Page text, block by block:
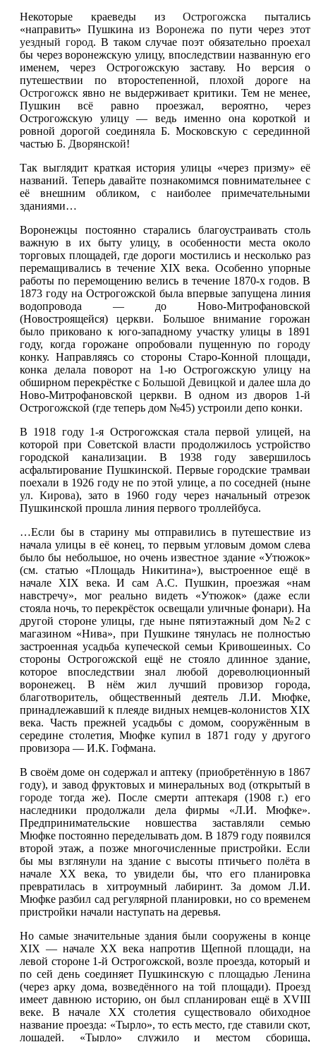
Некоторые краеведы изОстрогожска пытались
«направить» Пушкина изВоронежа по пути через этот
уездный город. В таком случае поэт обязательно проехал
бы через воронежскую улицу, впоследствии названную его
именем, через Острогожскую заставу. Но версия о
путешествии по второстепенной, плохой дороге на
Острогожск явно не выдерживает критики. Тем не менее,
Пушкин всё равно проезжал, вероятно, через
Острогожскую улицу — ведь именно она короткой и
ровной дорогой соединяла Б. Московскую с серединной
частью Б. Дворянской!
Так выглядит краткая история улицы «через призму» её
названий. Теперь давайте познакомимся повнимательнее с
её внешним обликом, с наиболее примечательными
зданиями…
Воронежцы постоянно старались благоустраивать столь
важную в их быту улицу, в особенности места около
торговых площадей, где дороги мостились и несколько раз
перемащивались в течение XIX века. Особенно упорные
работы по перемощению велись в течение 1870-х годов. В
1873 году на Острогожской была впервые запущена линия
водопровода — до Ново-Митрофановской
(Новостроящейся) церкви. Большое внимание горожан
было приковано к юго-западному участку улицы в 1891
году, когда горожане опробовали пущенную по городу
конку. Направляясь со стороны Старо-Конной площади,
конка делала поворот на 1-ю Острогожскую улицу на
обширном перекрёстке с Большой Девицкой и далее шла до
Ново-Митрофановской церкви. В одном из дворов 1-й
Острогожской (где теперь дом №45) устроили депо конки.
В 1918 году 1-я Острогожская стала первой улицей, на
которой при Советской власти продолжилось устройство
городской канализации. В 1938 году завершилось
асфальтирование Пушкинской. Первые городские трамваи
поехали в 1926 году не по этой улице, а по соседней (ныне
ул. Кирова), зато в 1960 году через начальный отрезок
Пушкинской прошла линия первого троллейбуса.
…Если бы в старину мы отправились в путешествие из
начала улицы в её конец, то первым угловым домом слева
было бы небольшое, но очень известное здание «Утюжок»
(см. статью «Площадь Никитина»), выстроенное ещё в
начале XIX века. И сам А.С. Пушкин, проезжая «нам
навстречу», мог реально видеть «Утюжок» (даже если
стояла ночь, то перекрёсток освещали уличные фонари). На
другой стороне улицы, где ныне пятиэтажный дом №2 с
магазином «Нива», при Пушкине тянулась не полностью
застроенная усадьба купеческой семьи Кривошеиных. Со
стороны Острогожской ещё не стояло длинное здание,
которое впоследствии знал любой дореволюционный
воронежец. В нём жил лучший провизор города,
благотворитель, общественный деятель Л.И. Мюфке,
принадлежавший к плеяде видных немцев-колонистов XIX
века. Часть прежней усадьбы с домом, сооружённым в
середине столетия, Мюфке купил в 1871 году у другого
провизора — И.К. Гофмана.
В своём доме он содержал и аптеку (приобретённую в 1867
году), и завод фруктовых и минеральных вод (открытый в
городе тогда же). После смерти аптекаря (1908 г.) его
наследники продолжали дела фирмы «Л.И. Мюфке».
Предпринимательские новшества заставляли семью
Мюфке постоянно переделывать дом. В 1879 году появился
второй этаж, а позже многочисленные пристройки. Если
бы мы взглянули на здание с высоты птичьего полёта в
начале XX века, то увидели бы, что его планировка
превратилась в хитроумный лабиринт. За домом Л.И.
Мюфке разбил сад регулярной планировки, но со временем
пристройки начали наступать на деревья.
Но самые значительные здания были сооружены в конце
XIX — начале XX века напротив Щепной площади, на
левой стороне 1-й Острогожской, возле проезда, который и
по сей день соединяет Пушкинскую с площадью Ленина
(через арку дома, возведённого на той площади). Проезд
имеет давнюю историю, он был спланирован ещё в XVIII
веке. В начале XX столетия существовало обиходное
название проезда: «Тырло», то есть место, где ставили скот,
лошадей. «Тырло» служило и местом сборища,